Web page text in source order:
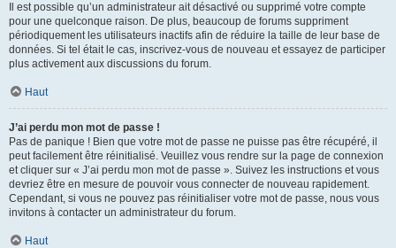
Il est possible qu’un administrateur ait désactivé ou supprimé votre compte
pour une quelconque raison. De plus, beaucoup de forums suppriment
périodiquement les utilisateurs inactifs afin de réduire la taille de leur base de
données. Si tel était le cas, inscrivez-vous de nouveau et essayez de participer
plus activement aux discussions du forum.
Haut
J’ai perdu mon mot de passe !
Pas de panique ! Bien que votre mot de passe ne puisse pas être récupéré, il
peut facilement être réinitialisé. Veuillez vous rendre sur la page de connexion
et cliquer sur « J’ai perdu mon mot de passe ». Suivez les instructions et vous
devriez être en mesure de pouvoir vous connecter de nouveau rapidement.
Cependant, si vous ne pouvez pas réinitialiser votre mot de passe, nous vous
invitons à contacter un administrateur du forum.
Haut